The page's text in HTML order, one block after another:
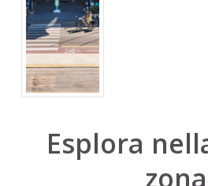
Esplora
zona